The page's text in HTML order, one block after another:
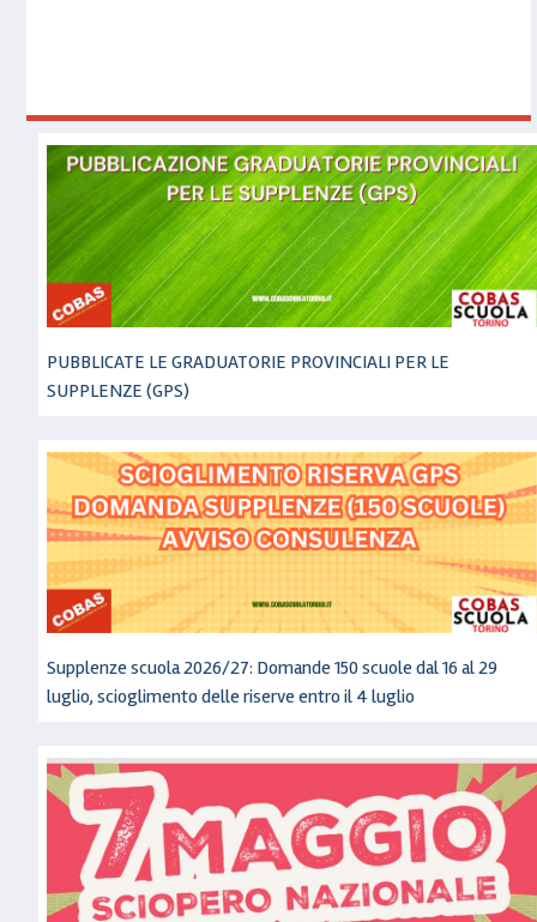
PUBBLICATE LE GRADUATORIE PROVINCIALI PER LE
SUPPLENZE (GPS)
Supplenze scuola 2026/27: Domande 150 scuole dal 16 al 29
luglio, scioglimento delle riserve entro il 4 luglio